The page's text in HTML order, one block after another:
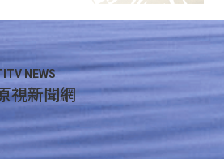
NEWS
視新聞網